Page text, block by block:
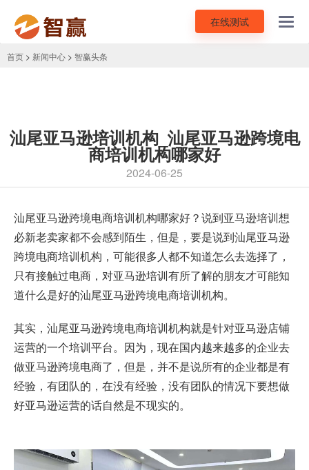
在线测试
首页 > 新闻中心 > 智赢头条
汕尾亚马逊培训机构_汕尾亚马逊跨境电
商培训机构哪家好
2024-06-25
汕尾亚马逊跨境电商培训机构哪家好？说到亚马逊培训想
必新老卖家都不会感到陌生，但是，要是说到汕尾亚马逊
跨境电商培训机构，可能很多人都不知道怎么去选择了，
只有接触过电商，对亚马逊培训有所了解的朋友才可能知
道什么是好的汕尾亚马逊跨境电商培训机构。
其实，汕尾亚马逊跨境电商培训机构就是针对亚马逊店铺
运营的一个培训平台。因为，现在国内越来越多的企业去
做亚马逊跨境电商了，但是，并不是说所有的企业都是有
经验，有团队的，在没有经验，没有团队的情况下要想做
好亚马逊运营的话自然是不现实的。